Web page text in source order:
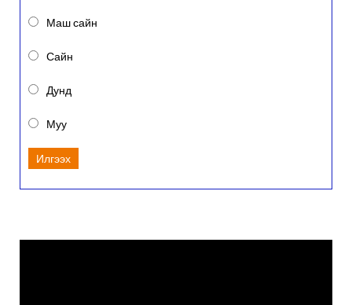
Маш сайн
Сайн
Дунд
Муу
Илгээх